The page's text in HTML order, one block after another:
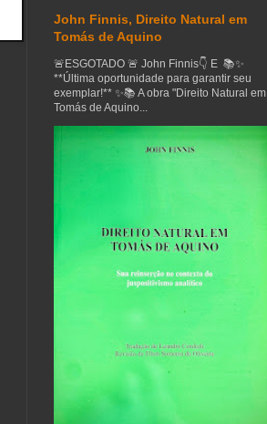
John Finnis, Direito Natural em
Tomás de Aquino
🚨ESGOTADO 🚨 John Finnis👇 E 📚✨
**Última oportunidade para garantir seu
exemplar!** ✨📚 A obra "Direito Natural em
Tomás de Aquino...